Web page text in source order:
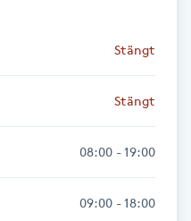
Stängt
Stängt
08:00 - 19:00
09:00 - 18:00